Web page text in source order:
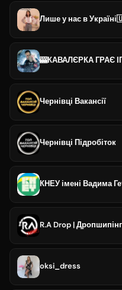
Лише у нас в
🎰КАВАЛЄРКА ГРАЄ
Чернівці Вакансії
Чернівці Підробіток
КНЕУ імені Вадима
R.A Drop |
oksi_dress